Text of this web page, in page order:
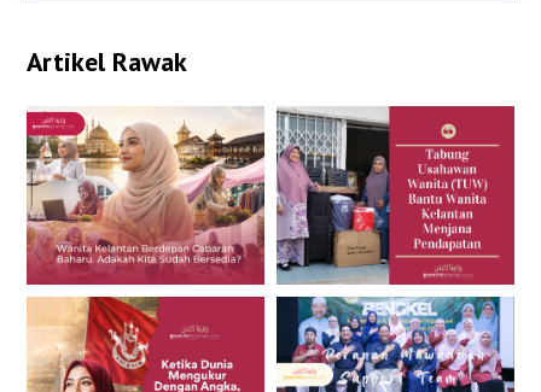
Artikel Rawak